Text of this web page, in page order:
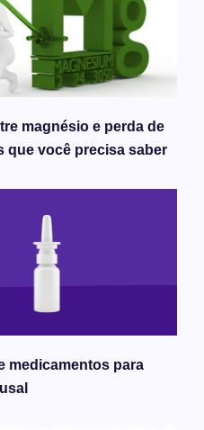
magnésio e perda de
que você precisa saber
medicamentos para